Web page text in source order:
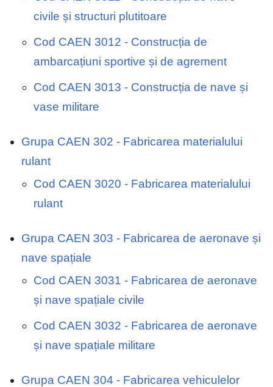
civile și structuri plutitoare
Cod CAEN 3012 - Construcția de
ambarcațiuni sportive și de agrement
Cod CAEN 3013 - Construcția de nave și
vase militare
Grupa CAEN 302 - Fabricarea materialului
rulant
Cod CAEN 3020 - Fabricarea materialului
rulant
Grupa CAEN 303 - Fabricarea de aeronave și
nave spațiale
Cod CAEN 3031 - Fabricarea de aeronave
și nave spațiale civile
Cod CAEN 3032 - Fabricarea de aeronave
și nave spațiale militare
Grupa CAEN 304 - Fabricarea vehiculelor